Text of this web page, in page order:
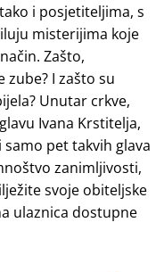
i posjetiteljima, s
misterijima koje
Zašto,
I zašto su
Unutar crkve,
Ivana Krstitelja,
pet takvih glava
zanimljivosti,
svoje obiteljske
ulaznica dostupne